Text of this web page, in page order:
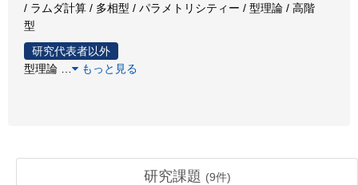
/ ラムダ計算 / 多相型 / パラメトリシティー / 型理論 / 高階
型
研究代表者以外
型理論
もっと見る
研究課題 (9件)